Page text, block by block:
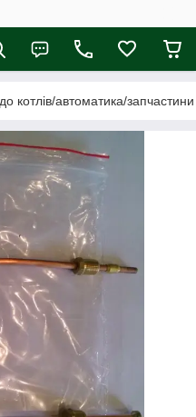
котлів/автоматика/запчастини